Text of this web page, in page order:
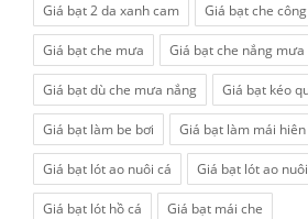
Giá bạt 2 da xanh cam Giá bạt che
Giá bạt che mưa Giá bạt che nắng mưa
Giá bạt dù che mưa nắng Giá bạt kéo
Giá bạt làm be bơi Giá bạt làm mái hiên
Giá bạt lót ao nuôi cá Giá bạt lót ao
Giá bạt lót hồ cá Giá bạt mái che